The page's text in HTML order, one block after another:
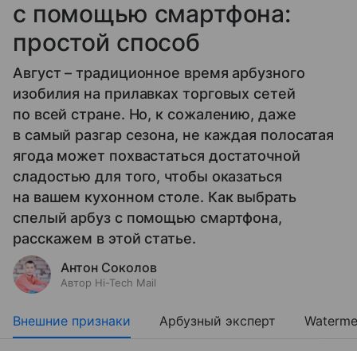
с помощью смартфона:
простой способ
Август – традиционное время арбузного
изобилия на прилавках торговых сетей
по всей стране. Но, к сожалению, даже
в самый разгар сезона, не каждая полосатая
ягода может похвастаться достаточной
сладостью для того, чтобы оказаться
на вашем кухонном столе. Как выбрать
спелый арбуз с помощью смартфона,
расскажем в этой статье.
Антон Соколов
Автор Hi-Tech Mail
Внешние признаки Арбузный эксперт